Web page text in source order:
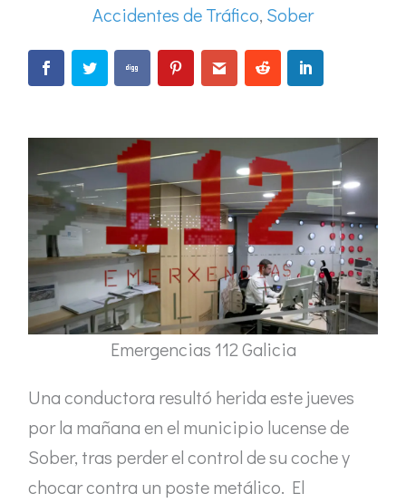
Accidentes de Tráfico, Sober
Emergencias 112 Galicia
Una conductora resultó herida este jueves
por la mañana en el municipio lucense de
Sober, tras perder el control de su coche y
chocar contra un poste metálico. El